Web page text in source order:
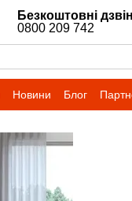
Безкоштовні
0800 209 742
Новини Блог